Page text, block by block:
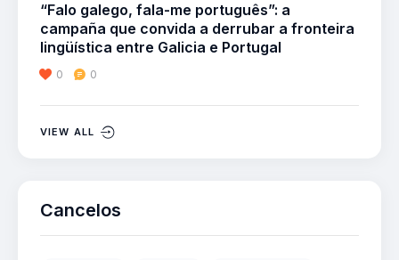
“Falo galego, fala-me português”: a
campaña que convida a derrubar a fronteira
lingüística entre Galicia e Portugal
0 0
VIEW ALL
Cancelos